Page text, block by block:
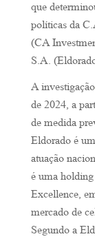
que
políticas da
(CA
S.A.
A investigação
de 2024, a
de medida
Eldorado é
atuação
é uma
Excellence,
mercado de
Segundo a